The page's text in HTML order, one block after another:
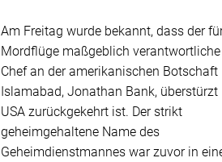
Am Freitag wurde bekannt, dass der
Mordflüge maßgeblich verantwortliche
Chef an der amerikanischen Botschaft
Islamabad, Jonathan Bank, überstürzt
USA zurückgekehrt ist. Der strikt
geheimgehaltene Name des
Geheimdienstmannes war zuvor in